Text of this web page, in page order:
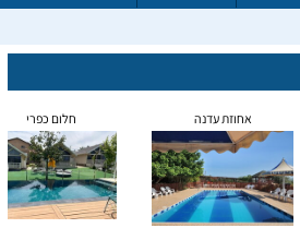
אחוזת עדנה חלום כפרי